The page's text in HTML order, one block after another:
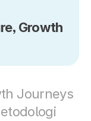
Growth
Journeys